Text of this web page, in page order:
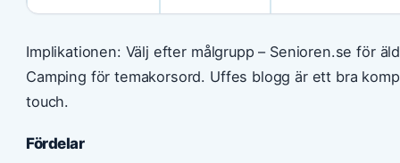
Implikationen: Välj efter målgrupp – Senioren.se för
Camping för temakorsord. Uffes blogg är ett bra
touch.
Fördelar